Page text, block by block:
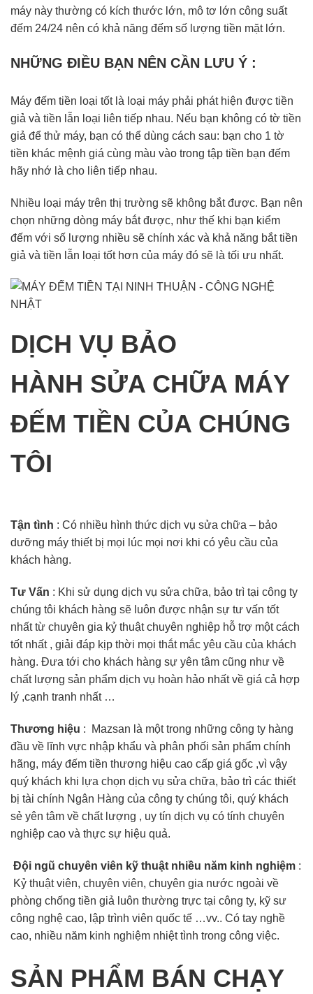
máy này thường có kích thước lớn, mô tơ lớn công suất
đếm 24/24 nên có khả năng đếm số lượng tiền mặt lớn.
NHỮNG ĐIỀU BẠN NÊN CẦN LƯU Ý :
Máy đếm tiền loại tốt là loại máy phải phát hiện được tiền
giả và tiền lẫn loại liên tiếp nhau. Nếu bạn không có tờ tiền
giả để thử máy, bạn có thể dùng cách sau: bạn cho 1 tờ
tiền khác mệnh giá cùng màu vào trong tập tiền bạn đếm
hãy nhớ là cho liên tiếp nhau.
Nhiều loại máy trên thị trường sẽ không bắt được. Bạn nên
chọn những dòng máy bắt được, như thế khi bạn kiểm
đếm với số lượng nhiều sẽ chính xác và khả năng bắt tiền
giả và tiền lẫn loại tốt hơn của máy đó sẽ là tối ưu nhất.
DỊCH VỤ BẢO
HÀNH SỬA CHỮA MÁY
ĐẾM TIỀN CỦA CHÚNG
TÔI
Tận tình : Có nhiều hình thức dịch vụ sửa chữa – bảo
dưỡng máy thiết bị mọi lúc mọi nơi khi có yêu cầu của
khách hàng.
Tư Vấn : Khi sử dụng dịch vụ sửa chữa, bảo trì tại công ty
chúng tôi khách hàng sẽ luôn được nhận sự tư vấn tốt
nhất từ chuyên gia kỷ thuật chuyên nghiệp hỗ trợ một cách
tốt nhất , giải đáp kịp thời mọi thắt mắc yêu cầu của khách
hàng. Đưa tới cho khách hàng sự yên tâm cũng như về
chất lượng sản phẩm dịch vụ hoàn hảo nhất về giá cả hợp
lý ,cạnh tranh nhất …
Thương hiệu : Mazsan là một trong những công ty hàng
đầu về lĩnh vực nhập khẩu và phân phối sản phẩm chính
hãng, máy đếm tiền thương hiệu cao cấp giá gốc ,vì vậy
quý khách khi lựa chọn dịch vụ sửa chữa, bảo trì các thiết
bị tài chính Ngân Hàng của công ty chúng tôi, quý khách
sẻ yên tâm về chất lượng , uy tín dịch vụ có tính chuyên
nghiệp cao và thực sự hiệu quả.
Đội ngũ chuyên viên kỹ thuật nhiều năm kinh nghiệm :
Kỷ thuật viên, chuyên viên, chuyên gia nước ngoài về
phòng chống tiền giả luôn thường trực tại công ty, kỹ sư
công nghệ cao, lập trình viên quốc tế …vv.. Có tay nghề
cao, nhiều năm kinh nghiệm nhiệt tình trong công việc.
SẢN PHẨM BÁN CHẠY